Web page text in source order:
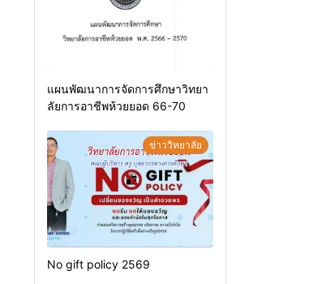
แผนพัฒนาการจัดการศึกษาวิทยา
ลัยการอาชีพห้วยยอด 66-70
ข่าววิทยาลัย
No gift policy 2569